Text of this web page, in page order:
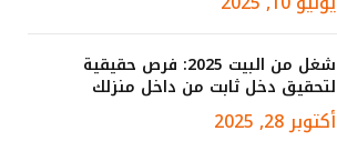
شغل من البيت 2025: فرص حقيقية
لتحقيق دخل ثابت من داخل منزلك
أكتوبر 28, 2025